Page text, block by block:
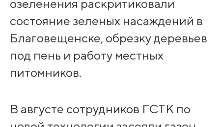
озеленения раскритиковали
состояние зеленых насаждений в
Благовещенске, обрезку деревьев
под пень и работу местных
питомников.
В августе сотрудников ГСТК по